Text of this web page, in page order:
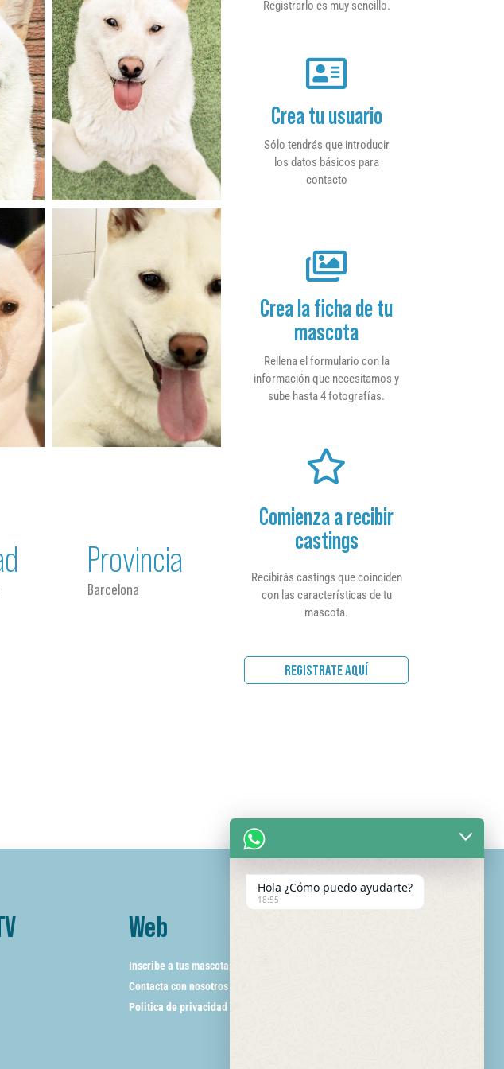
Provincia
Barcelona
Registrarlo es muy sencillo.
Crea tu usuario
Sólo tendrás que introducir
los datos básicos para
contacto
Crea la ficha de tu
mascota
Rellena el formulario con la
información que necesitamos y
sube hasta 4 fotografías.
Comienza a recibir
castings
Recibirás castings que coinciden
con las características de tu
mascota.
REGISTRATE AQUÍ
Web
Inscribe a tus mascotas
Contacta con nosotros
Politica de privacidad
Hola ¿Cómo puedo ayudarte?
18:55